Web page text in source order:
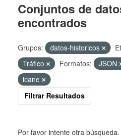
Conjuntos de
encontrados
Grupos: datos-historicos
Tráfico
Formatos: JSON
icane
Filtrar Resultados
Por favor intente otra búsqueda.